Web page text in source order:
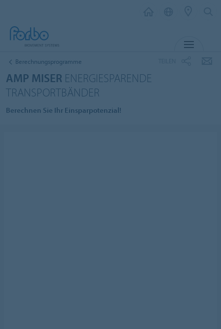
Berechnungsprogramme
AMP MISER ENERGIESPARENDE
TRANSPORTBÄNDER
Berechnen Sie Ihr Einsparpotenzial!